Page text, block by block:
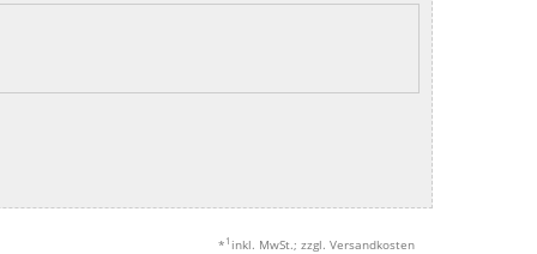
* 1 inkl. MwSt.; zzgl. Versandkosten